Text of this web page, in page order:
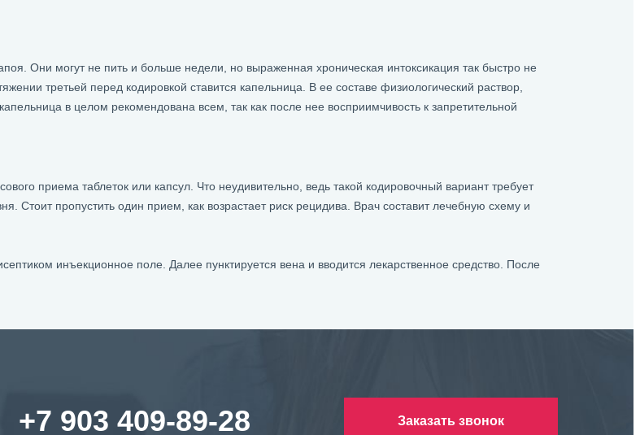
Они могут не пить и больше недели, но выраженная хроническая интоксикация так быстро не
третьей перед кодировкой ставится капельница. В ее составе физиологический раствор,
в целом рекомендована всем, так как после нее восприимчивость к запретительной
приема таблеток или капсул. Что неудивительно, ведь такой кодировочный вариант требует
Стоит пропустить один прием, как возрастает риск рецидива. Врач составит лечебную схему и
инъекционное поле. Далее пунктируется вена и вводится лекарственное средство. После
+7 903 409-89-28 Заказать звонок